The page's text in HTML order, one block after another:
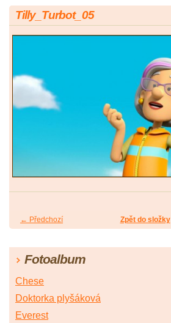
Tilly_Turbot_05
← Předchozí Zpět do složky
Fotoalbum
Chese
Doktorka plyšáková
Everest